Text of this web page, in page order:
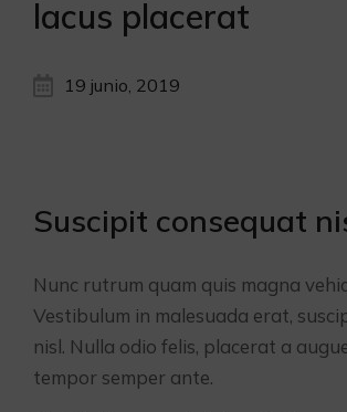
lacus placerat
19 junio, 2019
Suscipit consequat
Nunc rutrum quam quis magna
Vestibulum in malesuada erat,
nisl. Nulla odio felis, placerat a
tempor semper ante.